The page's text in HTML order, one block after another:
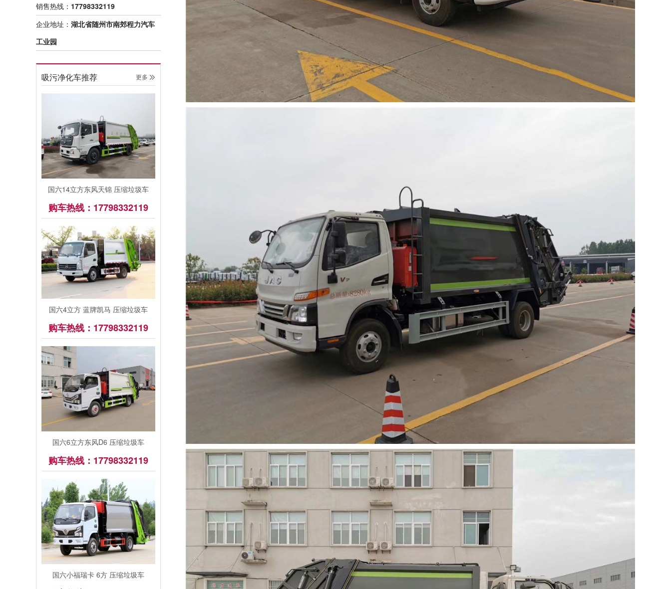
销售热线： 17798332119
企业地址： 湖北省随州市南郊程力汽车
工业园
吸污净化车推荐 更多 
国六14立方东风天锦 压缩垃圾车
购车热线：17798332119
国六4立方 蓝牌凯马 压缩垃圾车
购车热线：17798332119
国六6立方东风D6 压缩垃圾车
购车热线：17798332119
国六小福瑞卡 6方 压缩垃圾车